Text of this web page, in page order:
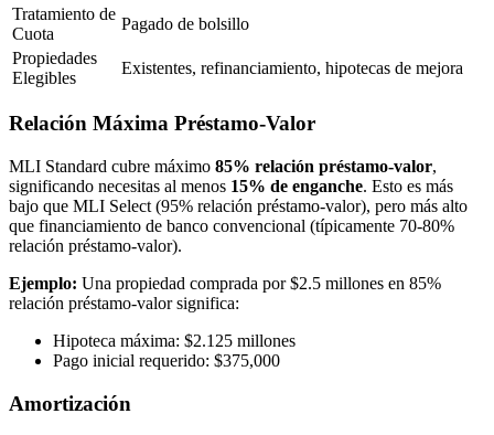
Tratamiento de
Cuota
Pagado de bolsillo
Propiedades
Elegibles
Existentes, refinanciamiento, hipotecas de mejora
Relación Máxima Préstamo-Valor
MLI Standard cubre máximo 85% relación préstamo-valor,
significando necesitas al menos 15% de enganche. Esto es más
bajo que MLI Select (95% relación préstamo-valor), pero más alto
que financiamiento de banco convencional (típicamente 70-80%
relación préstamo-valor).
Ejemplo: Una propiedad comprada por $2.5 millones en 85%
relación préstamo-valor significa:
Hipoteca máxima: $2.125 millones
Pago inicial requerido: $375,000
Amortización